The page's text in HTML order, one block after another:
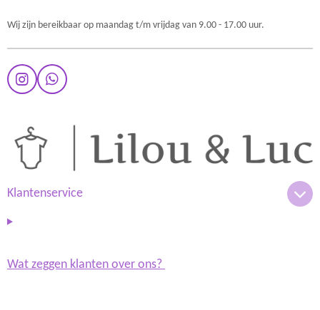
Wij zijn bereikbaar op maandag t/m vrijdag van 9.00 - 17.00 uur.
I
n
a
r
m
W
h
Klantenservice
Wat zeggen klanten over ons?